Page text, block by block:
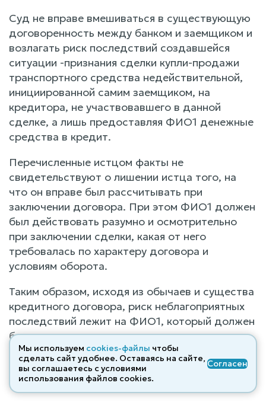
Суд не вправе вмешиваться в существующую
договоренность между банком и заемщиком и
возлагать риск последствий создавшейся
ситуации -признания сделки купли-продажи
транспортного средства недействительной,
инициированной самим заемщиком, на
кредитора, не участвовавшего в данной
сделке, а лишь предоставляя ФИО1 денежные
средства в кредит.
Перечисленные истцом факты не
свидетельствуют о лишении истца того, на
что он вправе был рассчитывать при
заключении договора. При этом ФИО1 должен
был действовать разумно и осмотрительно
при заключении сделки, какая от него
требовалась по характеру договора и
условиям оборота.
Таким образом, исходя из обычаев и существа
кредитного договора, риск неблагоприятных
последствий лежит на ФИО1, который должен
был иметь осмотрительность при заключении
договоров. При этом суд учитывает, что ПАО
«Банк Уралсиб» не являлся стороной сделки
купли-продажи транспортного средства.
Мы используем cookies-файлы чтобы
сделать сайт удобнее. Оставаясь на сайте,
вы соглашаетесь с условиями
использования файлов cооkies.
Согласен